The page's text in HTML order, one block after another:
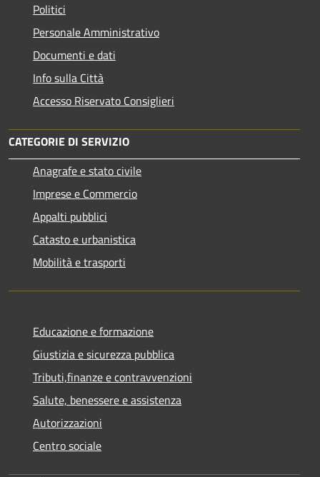
Politici
Personale Amministrativo
Documenti e dati
Info sulla Città
Accesso Riservato Consiglieri
CATEGORIE DI SERVIZIO
Anagrafe e stato civile
Imprese e Commercio
Appalti pubblici
Catasto e urbanistica
Mobilità e trasporti
Educazione e formazione
Giustizia e sicurezza pubblica
Tributi,finanze e contravvenzioni
Salute, benessere e assistenza
Autorizzazioni
Centro sociale